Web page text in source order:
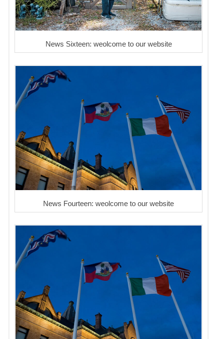
News Sixteen: weolcome to our website
News Fourteen: weolcome to our website